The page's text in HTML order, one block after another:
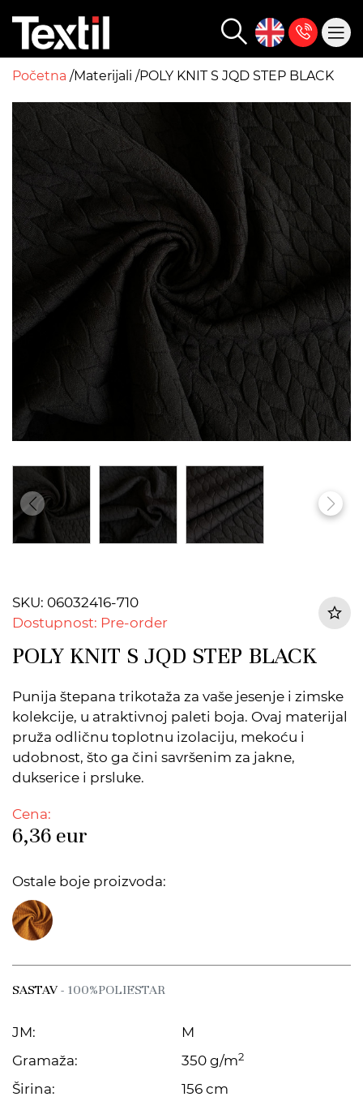
Početna Materijali POLY KNIT S JQD STEP BLACK
SKU: 06032416-710
Dostupnost: Pre-order
POLY KNIT S JQD STEP BLACK
Punija štepana trikotaža za vaše jesenje i zimske
kolekcije, u atraktivnoj paleti boja. Ovaj materijal
pruža odličnu toplotnu izolaciju, mekoću i
udobnost, što ga čini savršenim za jakne,
dukserice i prsluke.
Cena:
6,36 eur
Ostale boje proizvoda:
SASTAV- 100%POLIESTAR
JM:
M
Gramaža:
350 g/m2
Širina:
156 cm